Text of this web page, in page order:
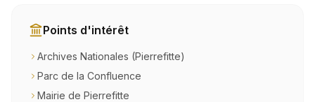
Points d'intérêt
Archives Nationales (Pierrefitte)
Parc de la Confluence
Mairie de Pierrefitte